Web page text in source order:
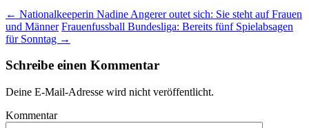
← Nationalkeeperin Nadine Angerer outet sich: Sie steht auf Frauen
und Männer Frauenfussball Bundesliga: Bereits fünf Spielabsagen
für Sonntag →
Schreibe einen Kommentar
Deine E-Mail-Adresse wird nicht veröffentlicht.
Kommentar